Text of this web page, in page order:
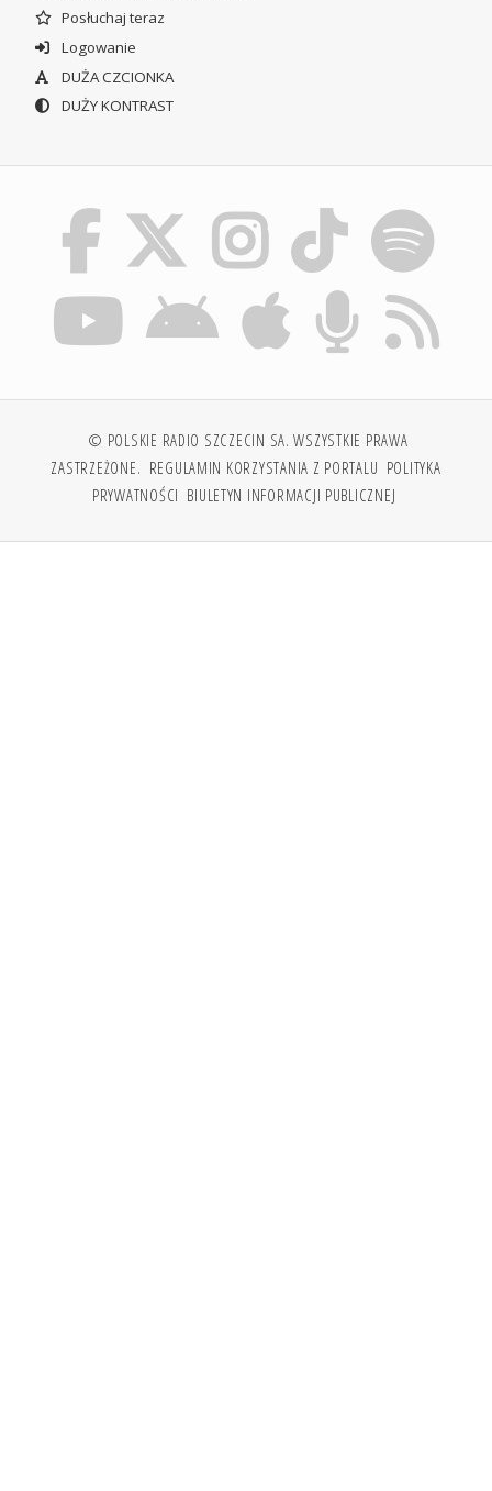
Posłuchaj teraz
Logowanie
DUŻA CZCIONKA
DUŻY KONTRAST
© POLSKIE RADIO SZCZECIN SA. WSZYSTKIE PRAWA
ZASTRZEŻONE. REGULAMIN KORZYSTANIA Z PORTALU POLITYKA
PRYWATNOŚCI BIULETYN INFORMACJI PUBLICZNEJ